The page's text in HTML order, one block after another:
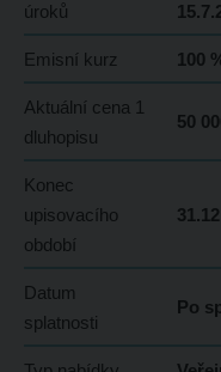
úroků
Emisní kurz 100
Aktuální cena 1
dluhopisu
50
Konec
upisovacího
období
Datum
splatnosti
Po